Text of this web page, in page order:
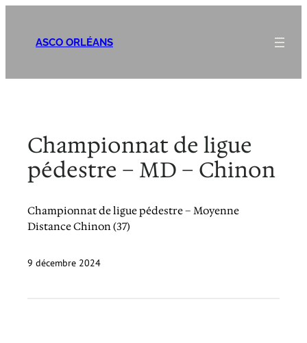
contenuASCO ORLÉANS
Championnat de ligue
pédestre – MD – Chinon
Championnat de ligue pédestre – Moyenne
Distance Chinon (37)
9 décembre 2024